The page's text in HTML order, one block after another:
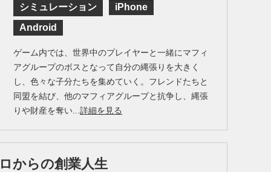
シミュレーション
iPhone
Android
ゲーム内では、世界中のプレイヤーと一緒にマフィ
アグループのボスとなって自分の縄張りを大きく
し、色々な子分たちを集めていく。フレンドたちと
同盟を結び、他のマフィアグループと抗争し、縄張
りや財産を奪い...詳細を見る
からの創業人生